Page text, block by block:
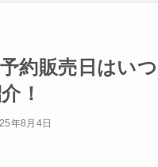
約販売日はい
！
年8月4日